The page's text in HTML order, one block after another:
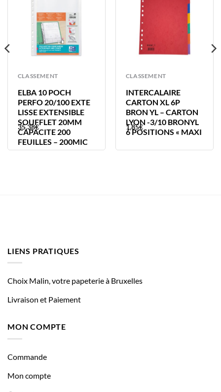
CLASSEMENT
ELBA 10 POCH
PERFO 20/100 EXTE
LISSE EXTENSIBLE
SOUFFLET 20MM
CAPACITE 200
FEUILLES – 200MIC
35,38€
CLASSEMENT
INTERCALAIRE
CARTON XL 6P
BRON YL – CARTON
LYON -3/10 BRONYL
6 POSITIONS « MAXI
1,85€
LIENS PRATIQUES
Choix Malin, votre papeterie à Bruxelles
Livraison et Paiement
MON COMPTE
Commande
Mon compte